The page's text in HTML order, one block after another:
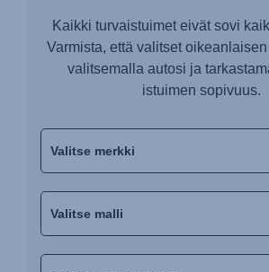
Kaikki turvaistuimet eivät sovi
Varmista, että valitset
valitsemalla autosi ja
istuimen sopivuus.